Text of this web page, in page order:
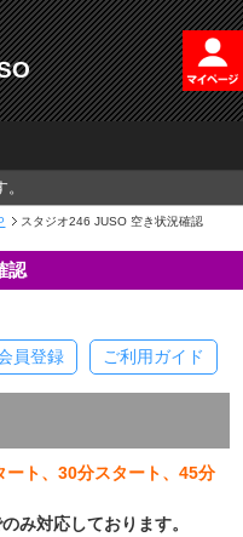
スタジオ246 JUSO 空き状況確認
認
ご利用ガイド
員登録
ト、30分スタート、45分
み対応しております。